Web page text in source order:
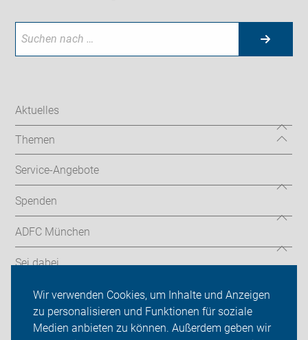
Wir verwenden Cookies, um Inhalte und Anzeigen
zu personalisieren und Funktionen für soziale
Medien anbieten zu können. Außerdem geben wir
Aktuelles
Themen
Service-Angebote
Spenden
ADFC München
Sei dabei
Presse
Login